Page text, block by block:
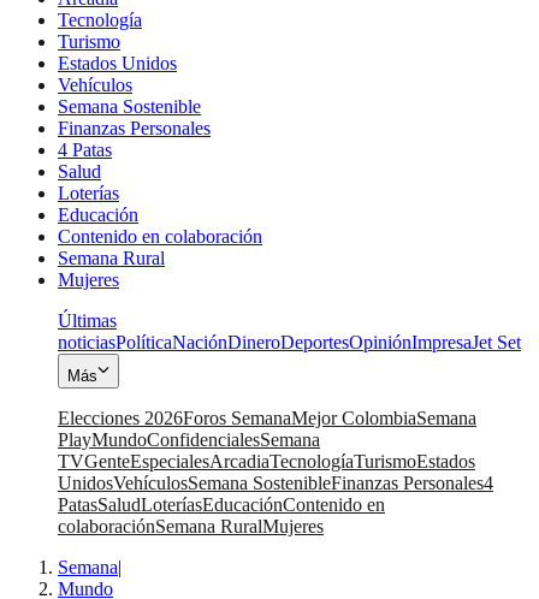
Tecnología
Turismo
Estados Unidos
Vehículos
Semana Sostenible
Finanzas Personales
4 Patas
Salud
Loterías
Educación
Contenido en colaboración
Semana Rural
Mujeres
Últimas
noticiasPolíticaNaciónDineroDeportesOpiniónImpresaJet Set
Más
Elecciones 2026Foros SemanaMejor ColombiaSemana
PlayMundoConfidencialesSemana
TVGenteEspecialesArcadiaTecnologíaTurismoEstados
UnidosVehículosSemana SostenibleFinanzas Personales4
PatasSaludLoteríasEducaciónContenido en
colaboraciónSemana RuralMujeres
Semana|
Mundo